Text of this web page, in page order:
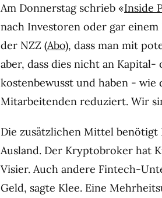
Am Donnerstag schrieb «Inside
nach Investoren oder gar einem
der NZZ (Abo), dass man mit
aber, dass dies nicht an
kostenbewusst und haben - wie
Mitarbeitenden reduziert. Wir
Die zusätzlichen Mittel benötigt
Ausland. Der Kryptobroker hat
Visier. Auch andere Fintech-
Geld, sagte Klee. Eine